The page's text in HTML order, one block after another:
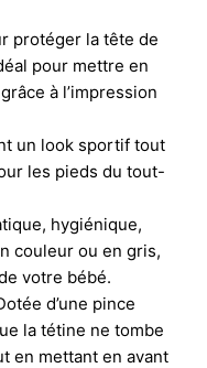
protéger la tête de
pour mettre en
à l’impression
un look sportif tout
les pieds du tout-
hygiénique,
couleur ou en gris,
votre bébé.
d’une pince
la tétine ne tombe
en mettant en avant